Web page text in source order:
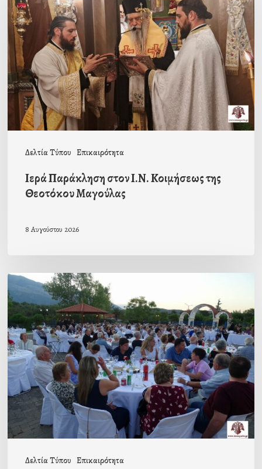
Δελτία Τύπου Επικαιρότητα
στον
Ι.Ν.
Κοιμήσεως
της
Θεοτόκου
Μαγούλας
Ιερά Παράκληση στον Ι.Ν. Κοιμήσεως της
Θεοτόκου Μαγούλας
8 Αυγούστου 2026
Δελτία Τύπου Επικαιρότητα
Πρόσκληση
προς
τους
Ομογενείς
μας